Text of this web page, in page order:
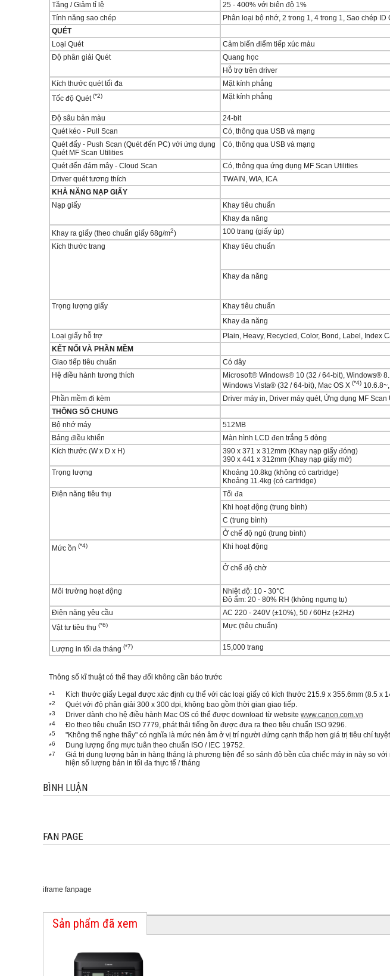
Tăng / Giảm tỉ lệ
25 - 400% với biên độ 1%
Tính năng sao chép
Phân loại bộ nhớ, 2 trong 1, 4 trong 1, Sao chép ID
QUÉT
Loại Quét
Cảm biến điểm tiếp xúc màu
Độ phân giải Quét
Quang học
Hỗ trợ trên driver
Kích thước quét tối đa
Mặt kính phẳng
Tốc độ Quét(*2) Mặt kính phẳng
Độ sâu bản màu
24-bit
Quét kéo - Pull Scan
Có, thông qua USB và mạng
Quét đẩy - Push Scan (Quét đến PC) với ứng dụng
Quét MF Scan Utilities
Có, thông qua USB và mạng
Quét đến đám mây - Cloud Scan
Có, thông qua ứng dụng MF Scan Utilities
Driver quét tương thích
TWAIN, WIA, ICA
KHẢ NĂNG NẠP GIẤY
Nạp giấy
Khay tiêu chuẩn
Khay đa năng
Khay ra giấy (theo chuẩn giấy 68g/m2)
100 trang (giấy úp)
Kích thước trang
Khay tiêu chuẩn
Khay đa năng
Trọng lượng giấy
Khay tiêu chuẩn
Khay đa năng
Loại giấy hỗ trợ
Plain, Heavy, Recycled, Color, Bond, Label, Index
KẾT NỐI VÀ PHẦN MỀM
Giao tiếp tiêu chuẩn
Có dây
Hệ điều hành tương thích
Microsoft® Windows® 10 (32 / 64-bit), Windows®
Windows Vista® (32 / 64-bit), Mac OS X (*4)
Phần mềm đi kèm
Driver máy in, Driver máy quét, Ứng dụng MF Scan
THÔNG SỐ CHUNG
Bộ nhớ máy
512MB
Bảng điều khiển
Màn hình LCD đen trắng 5 dòng
Kích thước (W x D x H)
390 x 371 x 312mm (Khay nạp giấy đóng)
390 x 441 x 312mm (Khay nạp giấy mở)
Trọng lượng
Khoảng 10.8kg (không có cartridge)
Khoảng 11.4kg (có cartridge)
Điện năng tiêu thụ
Tối đa
Khi hoạt động (trung bình)
C (trung bình)
Ở chế độ ngủ (trung bình)
Mức ồn (*4) Khi hoạt động
Ở chế độ chờ
Môi trường hoạt động
Nhiệt độ: 10 - 30°C
Độ ẩm: 20 - 80% RH (không ngưng tụ)
Điện năng yêu cầu
AC 220 - 240V (±10%), 50 / 60Hz (±2Hz)
Vật tư tiêu thụ (*6) Mực (tiêu chuẩn)
Lượng in tối đa tháng (*7) 15,000 trang
Thông số kĩ thuật có thể thay đổi không cần báo trước
*1
Kích thước giấy Legal được xác định cụ thể với các loại giấy có kích thước 215.9 x 355.6mm (8.5 x
*2
Quét với độ phân giải 300 x 300 dpi, không bao gồm thời gian giao tiếp.
*3 Driver dành cho hệ điều hành Mac OS có thể được download từ website www.canon.com.vn
*4
Đo theo tiêu chuẩn ISO 7779, phát thải tiếng ồn được đưa ra theo tiêu chuẩn ISO 9296.
*5
"Không thể nghe thấy" có nghĩa là mức nén âm ở vị trí người đứng cạnh thấp hơn giá trị tiêu chí
*6
Dung lượng ống mực tuân theo chuẩn ISO / IEC 19752.
*7
Giá trị dung lượng bản in hàng tháng là phương tiện để so sánh độ bền của chiếc máy in này so
hiện số lượng bản in tối đa thực tế / tháng
BÌNH LUẬN
FAN PAGE
iframe fanpage
Sản phẩm đã xem